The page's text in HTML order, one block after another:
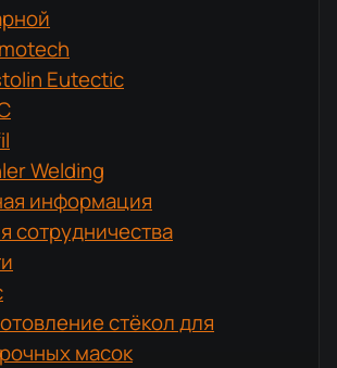
Eutectic
Welding
информация
сотрудничества
стёкол для
масок